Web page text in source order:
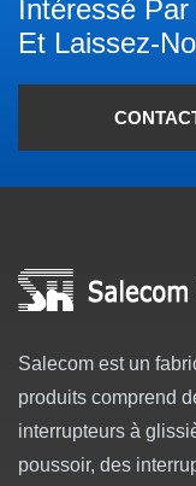
Intéressé
Et Laissez-
Salecom est un
produits comprend
interrupteurs à
poussoir, des